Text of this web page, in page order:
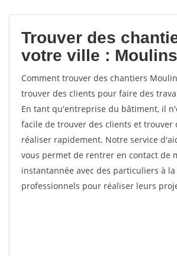
votes
Trouver des
votre ville :
Comment trouver des chantiers
trouver des clients pour faire des
En tant qu'entreprise du bâtiment, il
facile de trouver des clients et trouver
réaliser rapidement. Notre service
vous permet de rentrer en contact de
instantannée avec des particuliers à
professionnels pour réaliser leurs